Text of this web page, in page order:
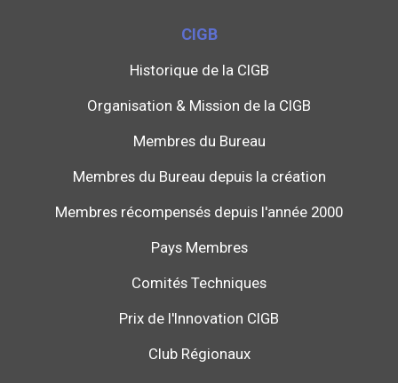
CIGB
Historique de la CIGB
Organisation & Mission de la CIGB
Membres du Bureau
Membres du Bureau depuis la création
Membres récompensés depuis l'année 2000
Pays Membres
Comités Techniques
Prix de l'Innovation CIGB
Club Régionaux